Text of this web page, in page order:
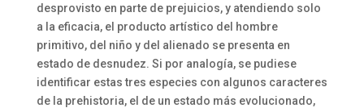
desprovisto en parte de prejuicios, y atendiendo solo
a la eficacia, el producto artístico del hombre
primitivo, del niño y del alienado se presenta en
estado de desnudez. Si por analogía, se pudiese
identificar estas tres especies con algunos caracteres
de la prehistoria, el de un estado más evolucionado,